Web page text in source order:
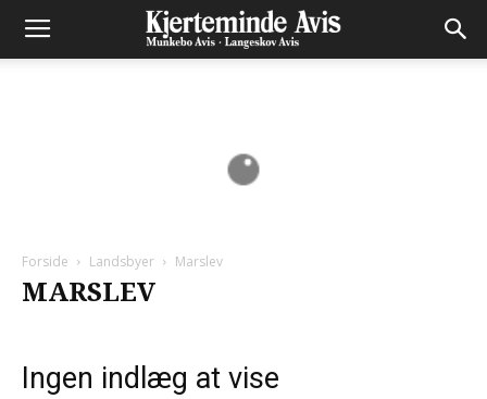
Forside Landsbyer Marslev
MARSLEV
Ingen indlæg at vise